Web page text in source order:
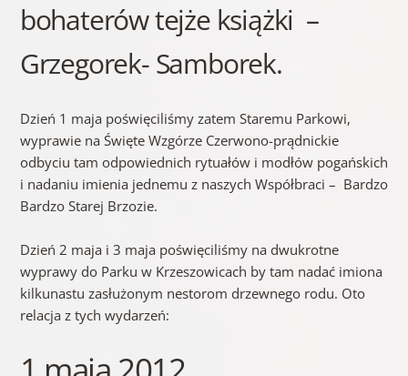
bohaterów tejże książki –
Grzegorek- Samborek.
Dzień 1 maja poświęciliśmy zatem Staremu Parkowi,
wyprawie na Święte Wzgórze Czerwono-prądnickie
odbyciu tam odpowiednich rytuałów i modłów pogańskich
i nadaniu imienia jednemu z naszych Współbraci – Bardzo
Bardzo Starej Brzozie.
Dzień 2 maja i 3 maja poświęciliśmy na dwukrotne
wyprawy do Parku w Krzeszowicach by tam nadać imiona
kilkunastu zasłużonym nestorom drzewnego rodu. Oto
relacja z tych wydarzeń: